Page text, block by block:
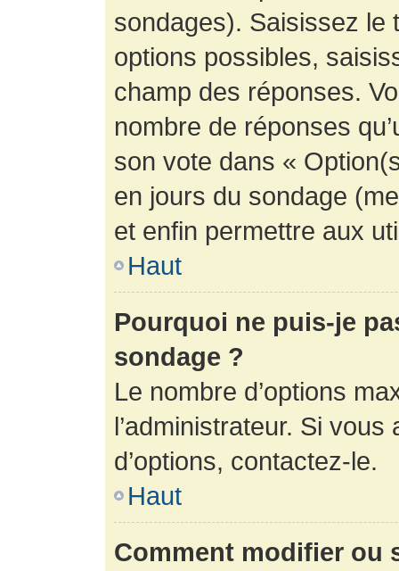
sondages). Saisissez le
options possibles,
champ des réponses.
nombre de réponses
son vote dans «
en jours du sondage
et enfin permettre aux
Haut
Pourquoi ne puis-je
sondage ?
Le nombre d’options
l’administrateur. Si
d’options, contactez-le.
Haut
Comment modifier ou